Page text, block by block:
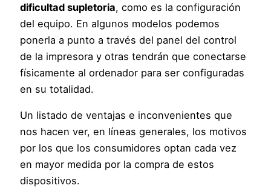
dificultad supletoria, como es la configuración
del equipo. En algunos modelos podemos
ponerla a punto a través del panel del control
de la impresora y otras tendrán que conectarse
físicamente al ordenador para ser configuradas
en su totalidad.
Un listado de ventajas e inconvenientes que
nos hacen ver, en líneas generales, los motivos
por los que los consumidores optan cada vez
en mayor medida por la compra de estos
dispositivos.